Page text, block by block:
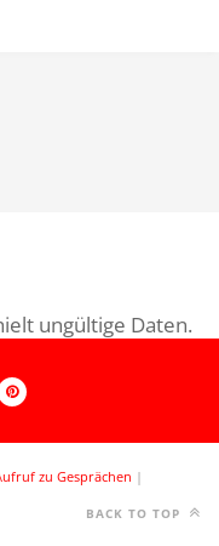
ungültige Daten.
zu Gesprächen |
BACK TO TOP